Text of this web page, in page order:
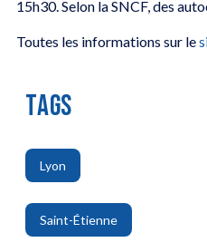
15h30. Selon la SNCF, des
Toutes les informations sur le
TAGS
Lyon
,
Saint-Étienne
,